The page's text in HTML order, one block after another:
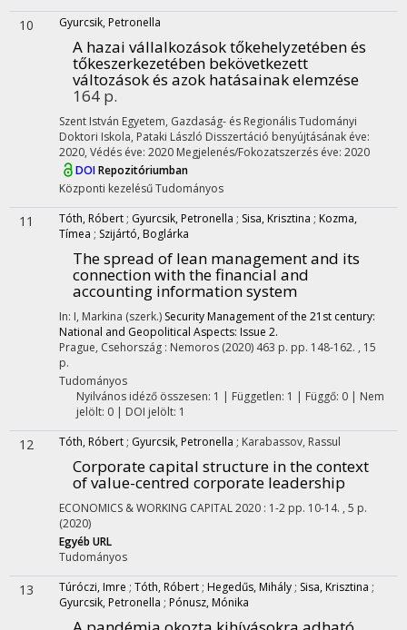
10 Gyurcsik, Petronella
A hazai vállalkozások tőkehelyzetében és
tőkeszerkezetében bekövetkezett
változások és azok hatásainak elemzése
164 p.
Szent István Egyetem, Gazdaság- és Regionális Tudományi
Doktori Iskola, Pataki László Disszertáció benyújtásának éve:
2020, Védés éve: 2020 Megjelenés/Fokozatszerzés éve: 2020
DOIRepozitóriumban
Központi kezelésűTudományos
11 Tóth, Róbert ; Gyurcsik, Petronella ; Sisa, Krisztina ; Kozma,
Tímea ; Szijártó, Boglárka
The spread of lean management and its
connection with the financial and
accounting information system
In: I, Markina (szerk.) Security Management of the 21st century:
National and Geopolitical Aspects: Issue 2.
Prague, Csehország : Nemoros (2020) 463 p. pp. 148-162. , 15
p.
Tudományos
Nyilvános idéző összesen: 1 | Független: 1 | Függő: 0 | Nem
jelölt: 0 | DOI jelölt: 1
12 Tóth, Róbert ; Gyurcsik, Petronella ; Karabassov, Rassul
Corporate capital structure in the context
of value-centred corporate leadership
ECONOMICS & WORKING CAPITAL2020 : 1-2 pp. 10-14. , 5 p.
(2020)
Egyéb URL
Tudományos
13 Túróczi, Imre ; Tóth, Róbert ; Hegedűs, Mihály ; Sisa, Krisztina ;
Gyurcsik, Petronella ; Pónusz, Mónika